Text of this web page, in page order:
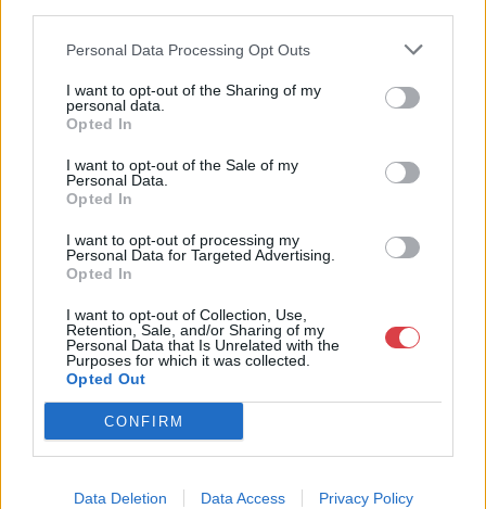
Personal Data Processing Opt Outs
I want to opt-out of the Sharing of my
personal data.
Opted In
I want to opt-out of the Sale of my
Personal Data.
Opted In
I want to opt-out of processing my
Personal Data for Targeted Advertising.
Opted In
I want to opt-out of Collection, Use,
Retention, Sale, and/or Sharing of my
Personal Data that Is Unrelated with the
Purposes for which it was collected.
Opted Out
CONFIRM
Data Deletion Data Access Privacy Policy
megújult BÁV Aukciósház mára a magyarországi
és árverési központtá vált. . Hazánk legnagyobb
felkészült munkatársai a hét hat napján állnak a műtárgyat
eladni, vagy venni kívánók rendelkezésére.
GALÉRIA TOVÁBBI MŰTÁRGYAI
KAPCSOLÓDÓ MŰTÁRGYAK